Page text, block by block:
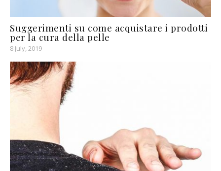
Suggerimenti su come acquistare i prodotti
per la cura della pelle
8 July, 2019